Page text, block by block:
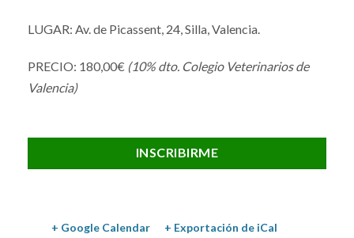
LUGAR: Av. de Picassent, 24, Silla, Valencia.
PRECIO: 180,00€ (10% dto. Colegio Veterinarios de
Valencia)
INSCRIBIRME
+ Google Calendar + Exportación de iCal